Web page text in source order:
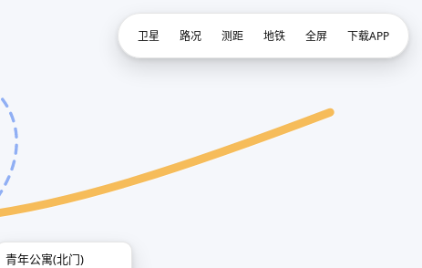
青年公寓(北门)
卫星 路况 测距 地铁 全屏 下载APP